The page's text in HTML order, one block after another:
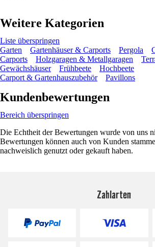
Weitere Kategorien
Liste überspringen
Garten
Gartenhäuser & Carports Pergola
Carports
Holzgaragen & Metallgaragen
Gewächshäuser
Frühbeete
Hochbeete
Carport & Gartenhauszubehör
Pavillons
Kundenbewertungen
Bereich überspringen
Die Echtheit der Bewertungen wurde von uns
Bewertungen können auch von Kunden
nachweislich genutzt oder gekauft haben.
Zahlarten